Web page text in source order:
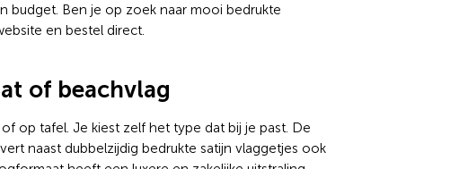
budget. Ben je op zoek naar mooi bedrukte
en bestel direct.
of beachvlag
op tafel. Je kiest zelf het type dat bij je past. De
naast dubbelzijdig bedrukte satijn vlaggetjes ook